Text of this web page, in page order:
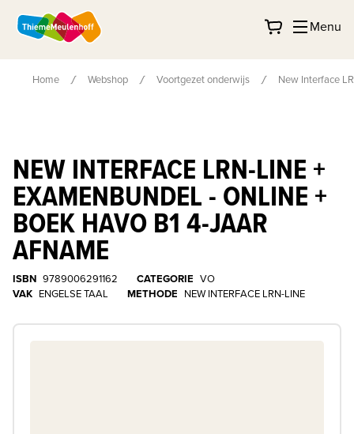
Menu
Home Webshop Voortgezet onderwijs New Interface
NEW INTERFACE LRN-LINE +
EXAMENBUNDEL - ONLINE +
BOEK HAVO B1 4-JAAR
AFNAME
ISBN 9789006291162 CATEGORIE VO
VAK ENGELSE TAAL METHODE NEW INTERFACE LRN-LINE